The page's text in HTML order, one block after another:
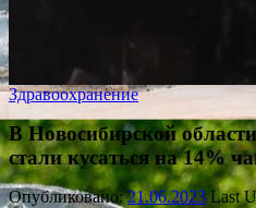
Здравоохранение
В Новосибирской
стали кусаться на 14%
Опубликовано:21.06.2023 Last